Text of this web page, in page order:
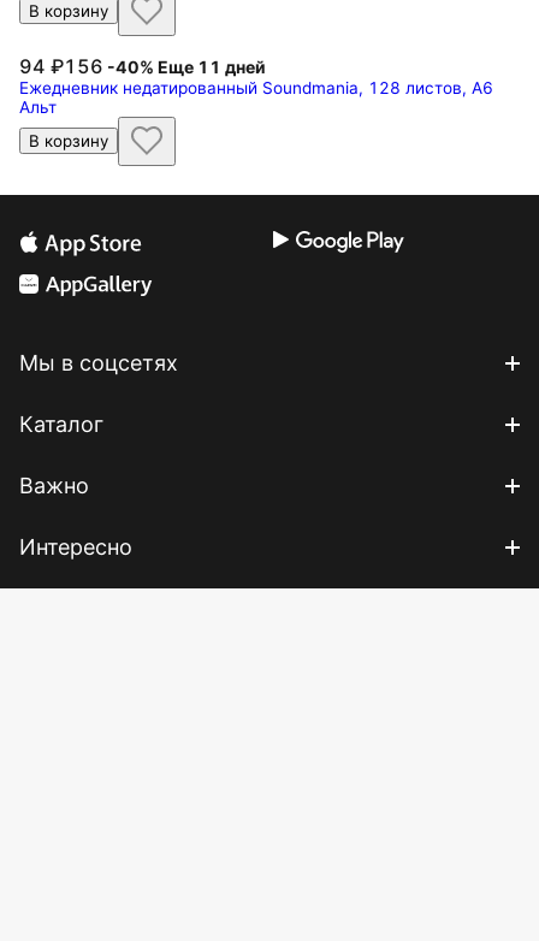
В корзину
94 156 -40% Еще 11 дней
Ежедневник недатированный Soundmania, 128 листов, А6
Альт
В корзину
Мы в соцсетях
Каталог
Важно
Интересно